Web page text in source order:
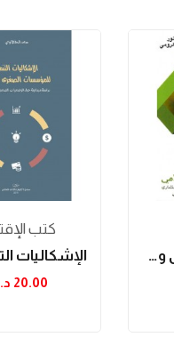
كتب
20.00 د.ت.‏
الإقتصاد الإسلامي وحقائق عن أدائه التمويلي...